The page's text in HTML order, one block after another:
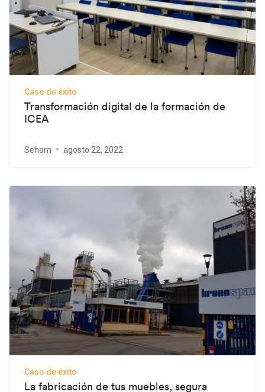
Caso de éxito
Transformación digital de la formación de
ICEA
Seham agosto 22, 2022
Caso de éxito
La fabricación de tus muebles, segura